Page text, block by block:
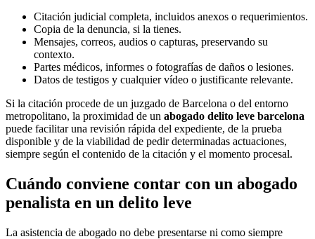
Citación judicial completa, incluidos anexos o requerimientos.
Copia de la denuncia, si la tienes.
Mensajes, correos, audios o capturas, preservando su
contexto.
Partes médicos, informes o fotografías de daños o lesiones.
Datos de testigos y cualquier vídeo o justificante relevante.
Si la citación procede de un juzgado de Barcelona o del entorno
metropolitano, la proximidad de un abogado delito leve barcelona
puede facilitar una revisión rápida del expediente, de la prueba
disponible y de la viabilidad de pedir determinadas actuaciones,
siempre según el contenido de la citación y el momento procesal.
Cuándo conviene contar con un abogado
penalista en un delito leve
La asistencia de abogado no debe presentarse ni como siempre